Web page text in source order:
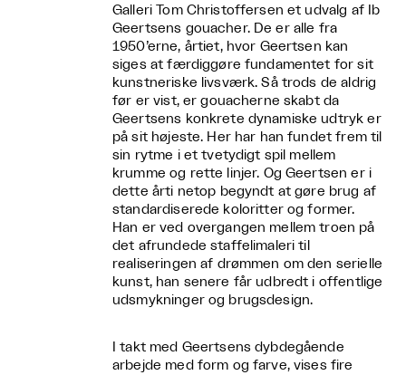
Galleri Tom Christoffersen et udvalg af Ib
Geertsens gouacher. De er alle fra
1950’erne, årtiet, hvor Geertsen kan
siges at færdiggøre fundamentet for sit
kunstneriske livsværk. Så trods de aldrig
før er vist, er gouacherne skabt da
Geertsens konkrete dynamiske udtryk er
på sit højeste. Her har han fundet frem til
sin rytme i et tvetydigt spil mellem
krumme og rette linjer. Og Geertsen er i
dette årti netop begyndt at gøre brug af
standardiserede koloritter og former.
Han er ved overgangen mellem troen på
det afrundede staffelimaleri til
realiseringen af drømmen om den serielle
kunst, han senere får udbredt i offentlige
udsmykninger og brugsdesign.
I takt med Geertsens dybdegående
arbejde med form og farve, vises fire